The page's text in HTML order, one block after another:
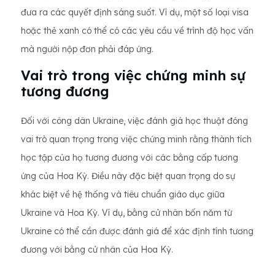
đưa ra các quyết định sáng suốt. Ví dụ, một số loại visa
hoặc thẻ xanh có thể có các yêu cầu về trình độ học vấn
mà người nộp đơn phải đáp ứng.
Vai trò trong việc chứng minh sự
tương đương
Đối với công dân Ukraine, việc đánh giá học thuật đóng
vai trò quan trọng trong việc chứng minh rằng thành tích
học tập của họ tương đương với các bằng cấp tương
ứng của Hoa Kỳ. Điều này đặc biệt quan trọng do sự
khác biệt về hệ thống và tiêu chuẩn giáo dục giữa
Ukraine và Hoa Kỳ. Ví dụ, bằng cử nhân bốn năm từ
Ukraine có thể cần được đánh giá để xác định tính tương
đương với bằng cử nhân của Hoa Kỳ.